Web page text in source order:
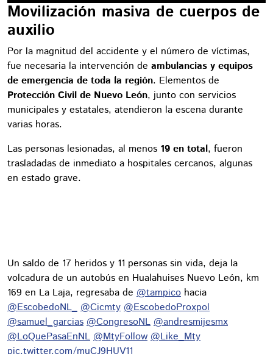
Movilización masiva de cuerpos de
auxilio
Por la magnitud del accidente y el número de víctimas,
fue necesaria la intervención de ambulancias y equipos
de emergencia de toda la región. Elementos de
Protección Civil de Nuevo León, junto con servicios
municipales y estatales, atendieron la escena durante
varias horas.
Las personas lesionadas, al menos 19 en total, fueron
trasladadas de inmediato a hospitales cercanos, algunas
en estado grave.
Un saldo de 17 heridos y 11 personas sin vida, deja la
volcadura de un autobús en Hualahuises Nuevo León, km
169 en La Laja, regresaba de @tampico hacia
@EscobedoNL_ @Cicmty @EscobedoProxpol
@samuel_garcias @CongresoNL @andresmijesmx
@LoQuePasaEnNL @MtyFollow @Like_Mty
pic.twitter.com/muCJ9HUV11